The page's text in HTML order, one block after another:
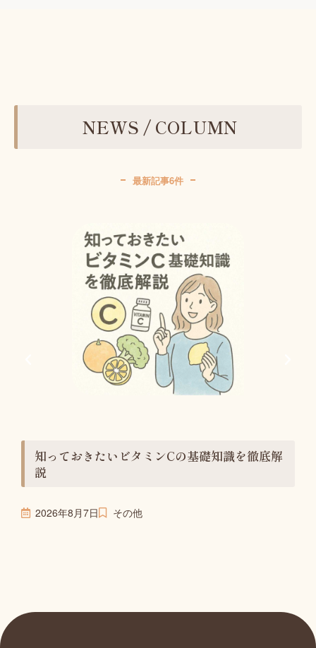
NEWS / COLUMN
最新記事6件
知っておきたいビタミンCの基礎知識を徹底解
説
2026年8月7日 その他